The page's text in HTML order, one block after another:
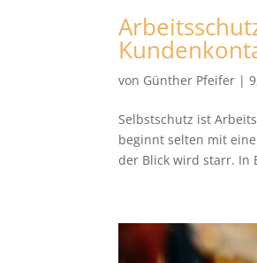
von Günther Pfeifer |
Selbstschutz ist
beginnt selten mit
der Blick wird starr. In